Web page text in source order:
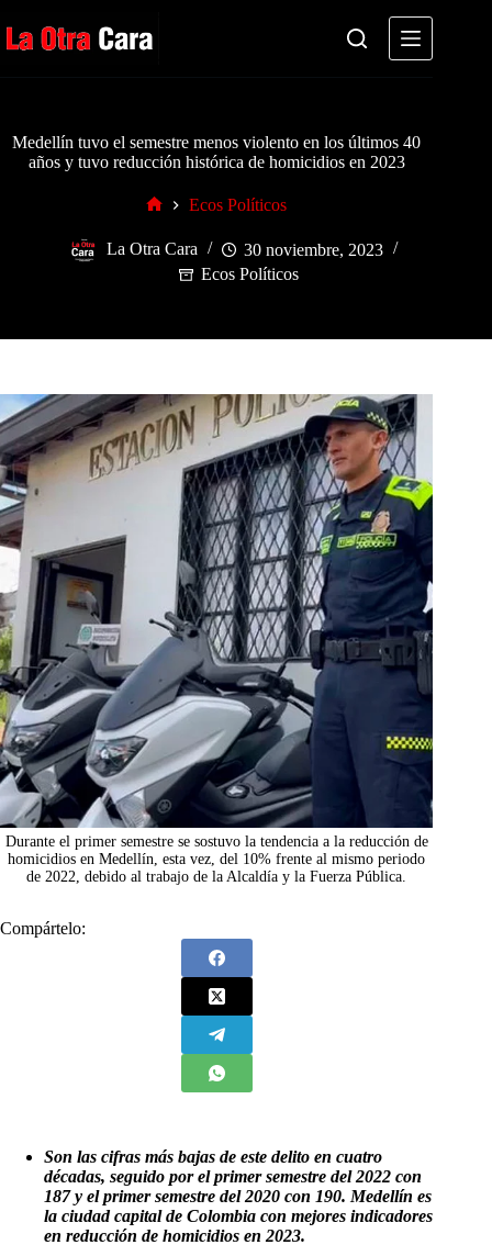
al
contenido
Medellín tuvo el semestre menos violento en los últimos 40
años y tuvo reducción histórica de homicidios en 2023
Ecos Políticos
La Otra Cara
30 noviembre, 2023
Ecos Políticos
Durante el primer semestre se sostuvo la tendencia a la reducción de
homicidios en Medellín, esta vez, del 10% frente al mismo periodo
de 2022, debido al trabajo de la Alcaldía y la Fuerza Pública.
Compártelo:
Son las cifras más bajas de este delito en cuatro
décadas, seguido por el primer semestre del 2022 con
187 y el primer semestre del 2020 con 190. Medellín es
la ciudad capital de Colombia con mejores indicadores
en reducción de homicidios en 2023.